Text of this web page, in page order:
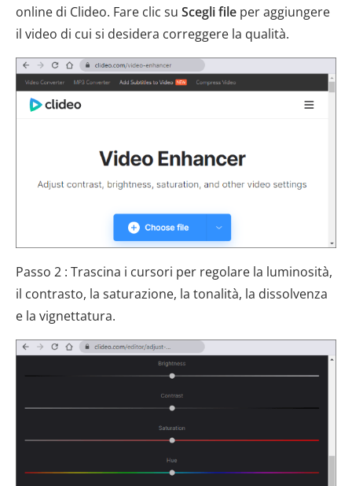
online di Clideo. Fare clic su Scegli file per aggiungere
il video di cui si desidera correggere la qualità.
Passo 2 : Trascina i cursori per regolare la luminosità,
il contrasto, la saturazione, la tonalità, la dissolvenza
e la vignettatura.